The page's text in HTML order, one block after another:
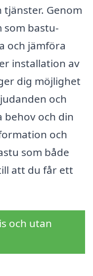
Genom
bastu-
och jämföra
installation av
dig möjlighet
och
behov och din
och
som både
att du får ett
och utan